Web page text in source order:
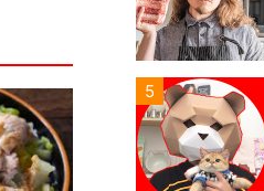
5